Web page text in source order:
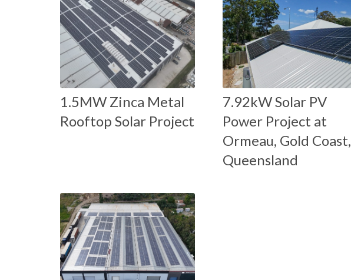
1.5MW Zinca Metal
Rooftop Solar Project
7.92kW Solar PV
Power Project at
Ormeau, Gold Coast,
Queensland